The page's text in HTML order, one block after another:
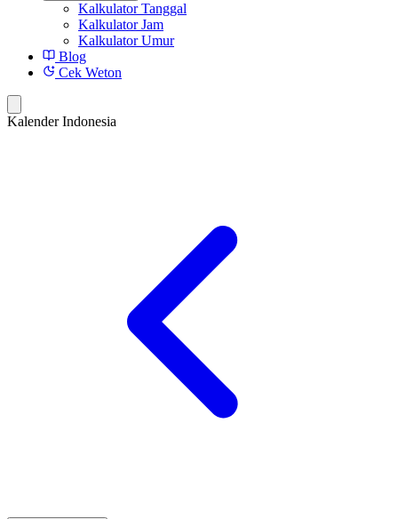
Kalkulator Tanggal
Kalkulator Jam
Kalkulator Umur
Blog
Cek Weton
Kalender Indonesia